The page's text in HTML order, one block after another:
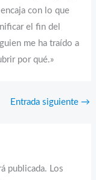
con lo que
el fin del
me ha traído a
por qué.»
Entrada siguiente →
publicada. Los